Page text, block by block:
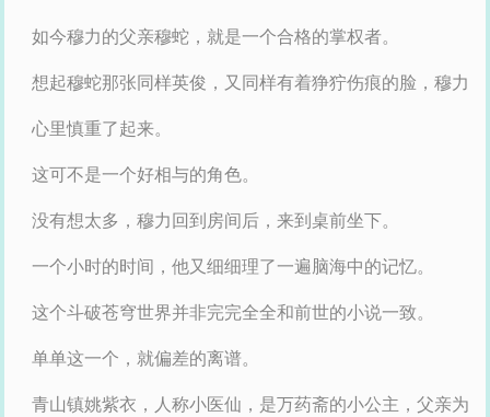
如今穆力的父亲穆蛇，就是一个合格的掌权者。
想起穆蛇那张同样英俊，又同样有着狰狞伤痕的脸，穆力
心里慎重了起来。
这可不是一个好相与的角色。
没有想太多，穆力回到房间后，来到桌前坐下。
一个小时的时间，他又细细理了一遍脑海中的记忆。
这个斗破苍穹世界并非完完全全和前世的小说一致。
单单这一个，就偏差的离谱。
青山镇姚紫衣，人称小医仙，是万药斋的小公主，父亲为